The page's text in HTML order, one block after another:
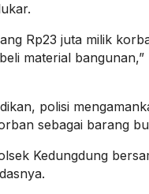
Rp23 juta milik
material bangunan,”
polisi
sebagai barang
Kedungdung